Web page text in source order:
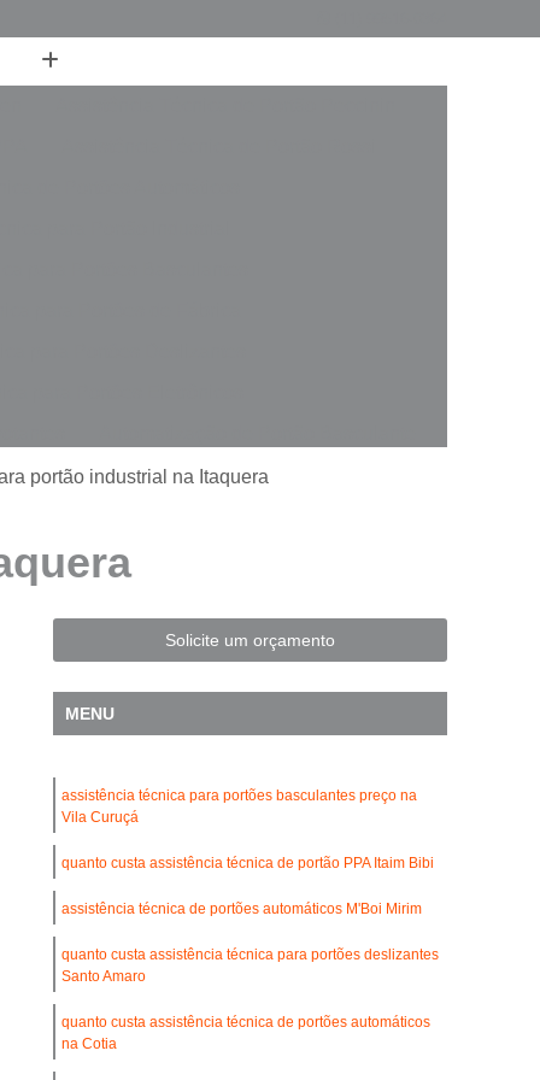
Automatização de Portão de Garagem
Automatização de Portão Residencial
Automatização para Portão de Correr
Conserto Motor Portão Automático
Conserto de Motor de Portão Automático
Conserto de Portão Automático
Automático Basculante
Automático Pivotante Duplo
portão industrial na Itaquera
Solicite um orçamento
MENU
assistência técnica para portões basculantes preço na
Vila Curuçá
quanto custa assistência técnica de portão PPA Itaim Bibi
assistência técnica de portões automáticos M'Boi Mirim
quanto custa assistência técnica para portões deslizantes
Santo Amaro
quanto custa assistência técnica de portões automáticos
na Cotia